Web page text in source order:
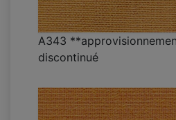
A343
discontinué